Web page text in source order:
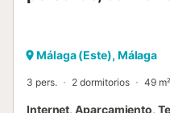
Málaga (Este), Málaga
3 pers. 2 dormitorios 49 m²
Internet, Aparcamiento,